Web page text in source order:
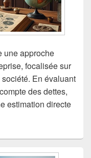
une approche
focalisée sur
société. En évaluant
des dettes,
estimation directe